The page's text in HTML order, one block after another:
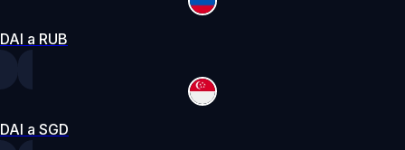
DAI a RUB
DAI a SGD